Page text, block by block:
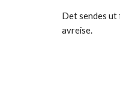
Det sendes
avreise.